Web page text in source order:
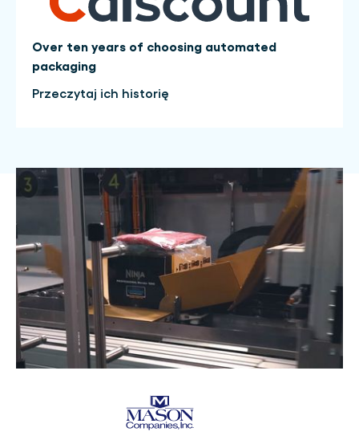
Over ten years of choosing automated
packaging
Przeczytaj ich historię